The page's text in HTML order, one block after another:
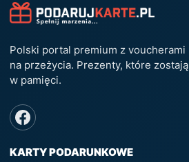
Polski portal premium z voucherami
na przeżycia. Prezenty, które zostają
w pamięci.
KARTY PODARUNKOWE